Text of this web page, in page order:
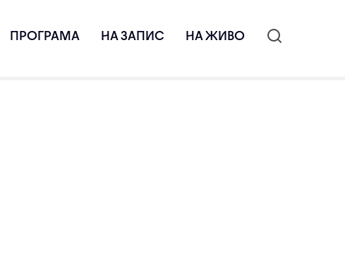
ПРОГРАМА НА ЗАПИС НА ЖИВО